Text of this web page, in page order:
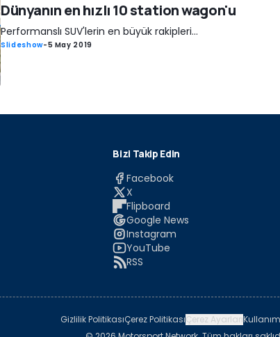
Dünyanın en hızlı 10 station wagon'u
Performanslı SUV'lerin en büyük rakipleri...
Slideshow-5 May 2019
Bizi Takip Edin
Facebook
X
Flipboard
Google News
Instagram
YouTube
RSS
Gizlilik PolitikasıÇerez PolitikasıÇerez Ayarları